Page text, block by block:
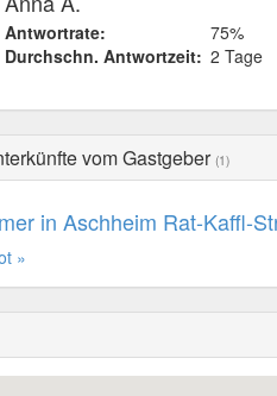
Antwortrate:
75%
Durchschn. Antwortzeit: 2 Tage
vom Gastgeber (1)
in Aschheim Rat-Kaffl-
»